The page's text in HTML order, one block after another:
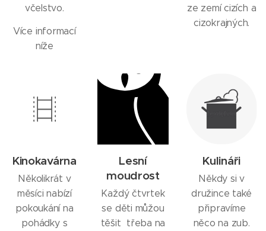
včelstvo.
Více informací
níže
ze zemí cizích a
cizokrajných.
Kinokavárna
Několikrát v
měsíci nabízí
pokoukání na
pohádky s
Lesní
moudrost
Každý čtvrtek
se děti můžou
těšit třeba na
Kulináři
Někdy si v
družince také
připravíme
něco na zub.